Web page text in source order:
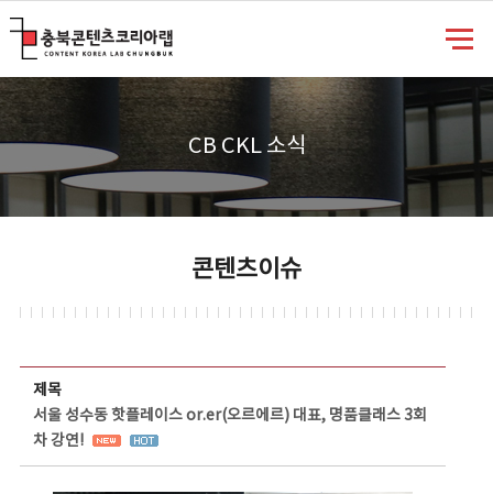
CB CKL 소식
콘텐츠이슈
제목
서울 성수동 핫플레이스 or.er(오르에르) 대표, 명품클래스 3회
차 강연!